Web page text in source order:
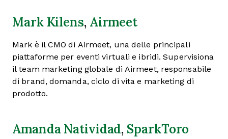
Mark Kilens, Airmeet
Mark è il CMO di Airmeet, una delle principali
piattaforme per eventi virtuali e ibridi. Supervisiona
il team marketing globale di Airmeet, responsabile
di brand, domanda, ciclo di vita e marketing di
prodotto.
Amanda Natividad, SparkToro